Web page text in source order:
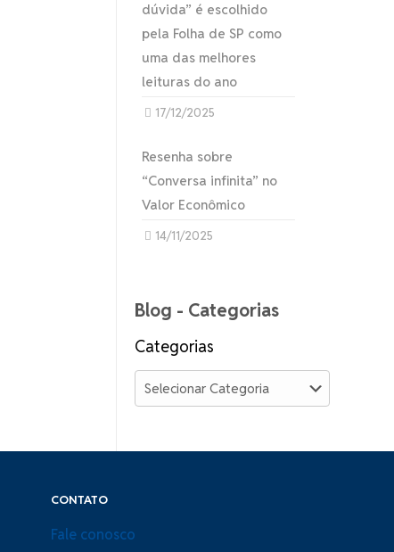
dúvida” é escolhido
pela Folha de SP como
uma das melhores
leituras do ano
17/12/2025
Resenha sobre
“Conversa infinita” no
Valor Econômico
14/11/2025
Blog - Categorias
Categorias
CONTATO
Fale conosco